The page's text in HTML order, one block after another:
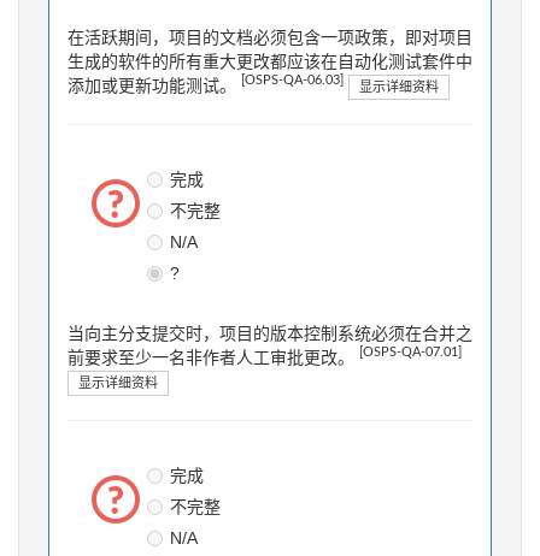
在活跃期间，项目的文档必须包含一项政策，即对项目
生成的软件的所有重大更改都应该在自动化测试套件中
添加或更新功能测试。
[OSPS-QA-06.03] 显示详细资料
完成
不完整
N/A
?
当向主分支提交时，项目的版本控制系统必须在合并之
前要求至少一名非作者人工审批更改。
[OSPS-QA-07.01]
显示详细资料
完成
不完整
N/A